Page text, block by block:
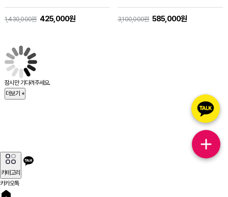
1,430,000원 425,000원 3,100,000원 585,000원
잠시만 기다려주세요.
더보기 +
카테고리
카카오톡